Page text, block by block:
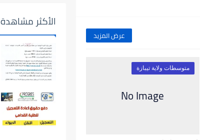
عرض المزيد
متوسطات ولاية تيبازة
الأكثر مشاهدة